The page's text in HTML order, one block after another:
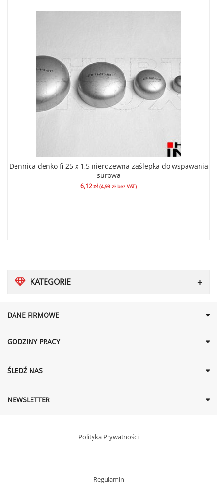
KATEGORIE
Dennica denko fi 25 x 1,5 nierdzewna zaślepka do wspawania
surowa
6,12zł (4,98 zł bez VAT)
DANE FIRMOWE
GODZINY PRACY
ŚLEDŹ NAS
NEWSLETTER
Polityka Prywatności
Regulamin